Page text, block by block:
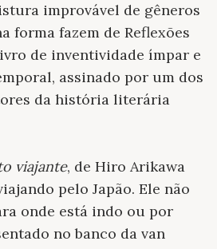
improvável de gêneros
forma fazem de Reflexões
de inventividade ímpar e
assinado por um dos
da história literária
viajante, de Hiro Arikawa
pelo Japão. Ele não
onde está indo ou por
no banco da van